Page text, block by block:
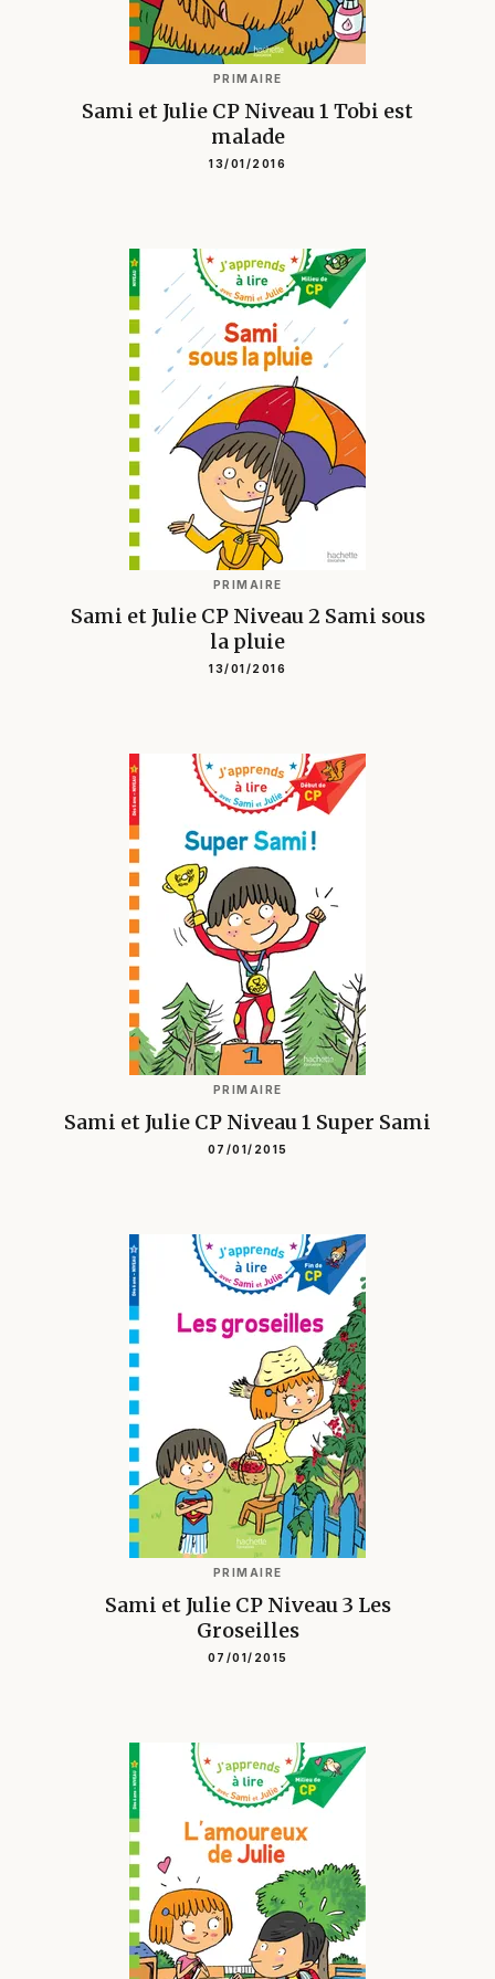
PRIMAIRE
Sami et Julie CP Niveau 1 Tobi est
malade
13/01/2016
PRIMAIRE
Sami et Julie CP Niveau 2 Sami sous
la pluie
13/01/2016
PRIMAIRE
Sami et Julie CP Niveau 1 Super Sami
07/01/2015
PRIMAIRE
Sami et Julie CP Niveau 3 Les
Groseilles
07/01/2015